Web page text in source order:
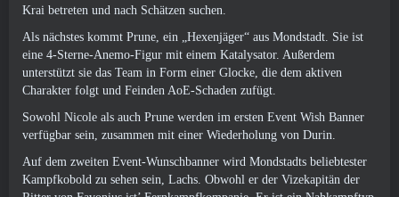
Krai betreten und nach Schätzen suchen.
Als nächstes kommt Prune, ein „Hexenjäger“ aus Mondstadt. Sie ist
eine 4-Sterne-Anemo-Figur mit einem Katalysator. Außerdem
unterstützt sie das Team in Form einer Glocke, die dem aktiven
Charakter folgt und Feinden AoE-Schaden zufügt.
Sowohl Nicole als auch Prune werden im ersten Event Wish Banner
verfügbar sein, zusammen mit einer Wiederholung von Durin.
Auf dem zweiten Event-Wunschbanner wird Mondstadts beliebtester
Kampfkobold zu sehen sein, Lachs. Obwohl er der Vizekapitän der